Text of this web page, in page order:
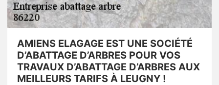
AMIENS ELAGAGE EST UNE SOCIÉTÉ
D’ABATTAGE D’ARBRES POUR VOS
TRAVAUX D’ABATTAGE D’ARBRES AUX
MEILLEURS TARIFS À LEUGNY !